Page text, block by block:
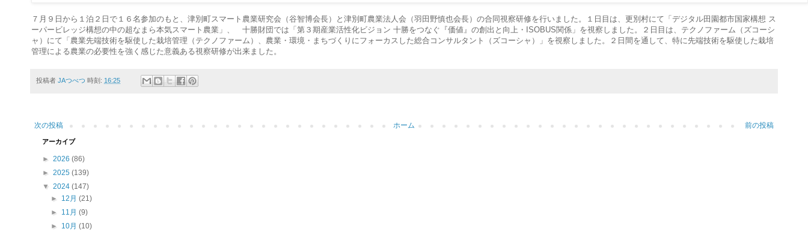
７月９日から１泊２日で１６名参加のもと、津別町スマート農業研究会（谷智博会長）と津別町農業法人会（羽田野慎也会長）の合同視察研修を行いました。１日目は、更別村にて「デジタル田園都市国家構想 ス
ーパービレッジ構想の中の超なまら本気スマート農業」、 十勝財団では「第３期産業活性化ビジョン 十勝をつなぐ『価値』の創出と向上・ISOBUS関係」を視察しました。２日目は、テクノファーム（ズコーシ
ャ）にて「農業先端技術を駆使した栽培管理（テクノファーム）、農業・環境・まちづくりにフォーカスした総合コンサルタント（ズコーシャ）」を視察しました。２日間を通して、特に先端技術を駆使した栽培
管理による農業の必要性を強く感じた意義ある視察研修が出来ました。
投稿者 JAつべつ 時刻: 16:25
次の投稿 前の投稿
ホーム
アーカイブ
► 2026 (86)
► 2025 (139)
▼ 2024 (147)
► 12月(21)
► 11月(9)
► 10月(10)